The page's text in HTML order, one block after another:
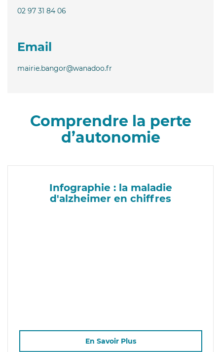
02 97 31 84 06
Email
mairie.bangor@wanadoo.fr
Comprendre la perte
d’autonomie
Infographie : la maladie
d'alzheimer en chiffres
En Savoir Plus